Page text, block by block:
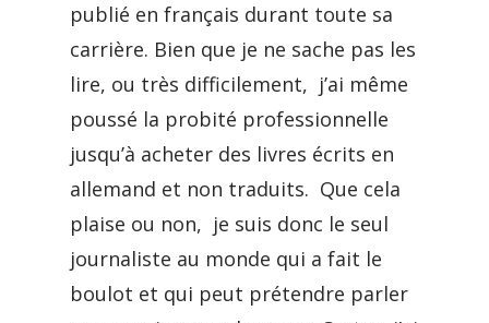
publié en français durant toute sa
carrière. Bien que je ne sache pas les
lire, ou très difficilement, j’ai même
poussé la probité professionnelle
jusqu’à acheter des livres écrits en
allemand et non traduits. Que cela
plaise ou non, je suis donc le seul
journaliste au monde qui a fait le
boulot et qui peut prétendre parler